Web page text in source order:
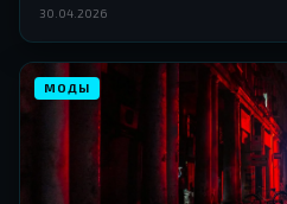
предупреждает.
30.04.2026
МОДЫ